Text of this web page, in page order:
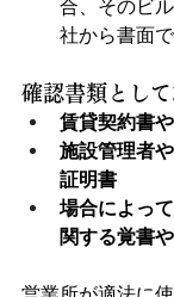
合、そのビ
社から書面
確認書類とし
賃貸契約書
施設管理者
証明書
場合によっ
関する覚書